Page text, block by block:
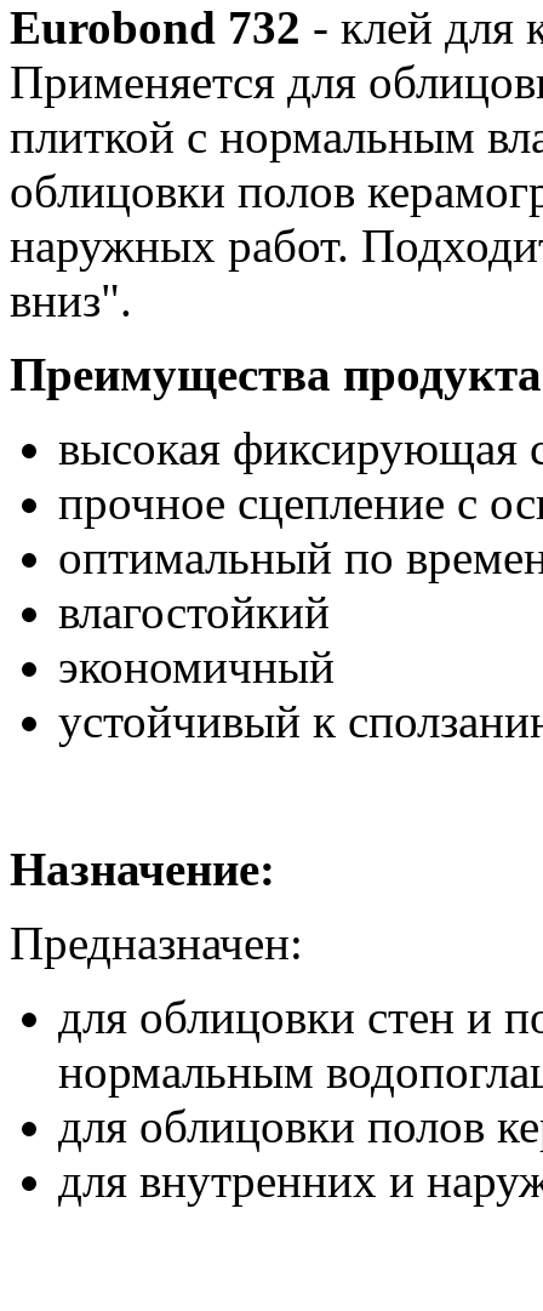
Eurobond 732 - клей для
Применяется для
плиткой с нормальным
облицовки полов
наружных работ.
вниз".
Преимущества
высокая фиксирующая
прочное сцепление с
оптимальный по
влагостойкий
экономичный
устойчивый к
Назначение:
Предназначен:
для облицовки стен и
нормальным
для облицовки полов
для внутренних и